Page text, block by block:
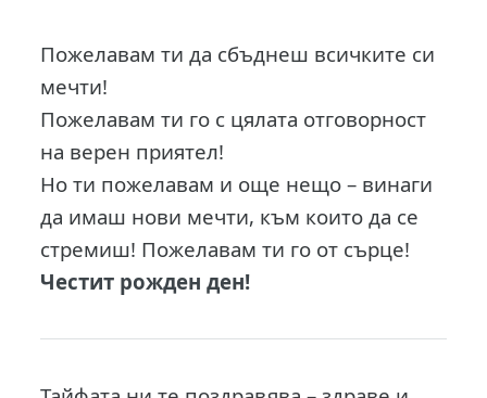
Пожелавам ти да сбъднеш всичките си
мечти!
Пожелавам ти го с цялата отговорност
на верен приятел!
Но ти пожелавам и още нещо – винаги
да имаш нови мечти, към които да се
стремиш! Пожелавам ти го от сърце!
Честит рожден ден!